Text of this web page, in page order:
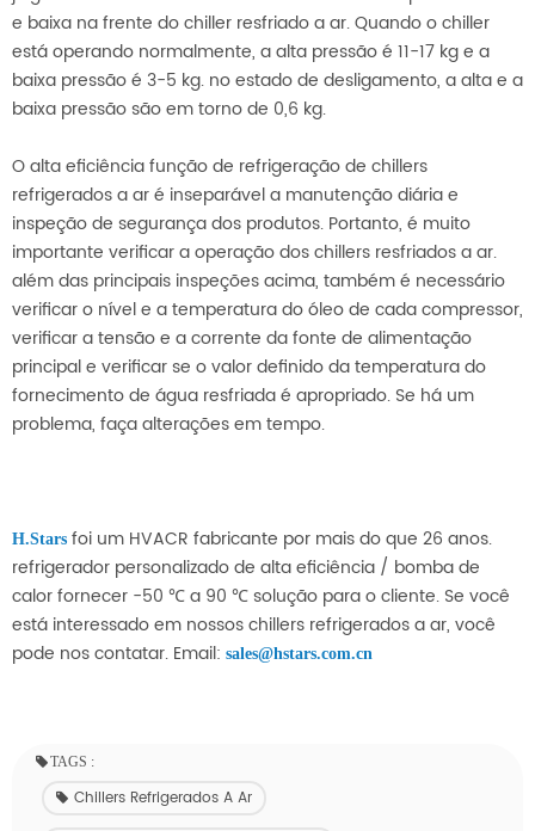
e baixa na frente do chiller resfriado a ar. Quando o chiller
está operando normalmente, a alta pressão é 11-17 kg e a
baixa pressão é 3-5 kg. no estado de desligamento, a alta e a
baixa pressão são em torno de 0,6 kg.
O alta eficiência função de refrigeração de chillers
refrigerados a ar é inseparável a manutenção diária e
inspeção de segurança dos produtos. Portanto, é muito
importante verificar a operação dos chillers resfriados a ar.
além das principais inspeções acima, também é necessário
verificar o nível e a temperatura do óleo de cada compressor,
verificar a tensão e a corrente da fonte de alimentação
principal e verificar se o valor definido da temperatura do
fornecimento de água resfriada é apropriado. Se há um
problema, faça alterações em tempo.
H.Stars foi um HVACR fabricante por mais do que 26 anos.
refrigerador personalizado de alta eficiência / bomba de
calor fornecer -50 ℃ a 90 ℃ solução para o cliente. Se você
está interessado em nossos chillers refrigerados a ar, você
pode nos contatar. Email: sales@hstars.com.cn
TAGS :
Chillers Refrigerados A Ar